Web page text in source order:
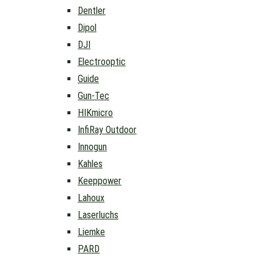
Dentler
Dipol
DJI
Electrooptic
Guide
Gun-Tec
HIKmicro
InfiRay Outdoor
Innogun
Kahles
Keeppower
Lahoux
Laserluchs
Liemke
PARD